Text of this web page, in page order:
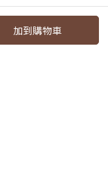
加到購物車